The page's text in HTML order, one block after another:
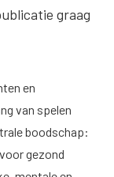
graag
en
van spelen
boodschap:
gezond